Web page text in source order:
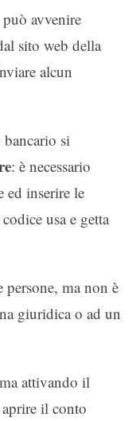
avvenire
sito web della
alcun
si
: è necessario
ed inserire le
usa e getta
persone, ma non è
giuridica o ad un
attivando il
il conto